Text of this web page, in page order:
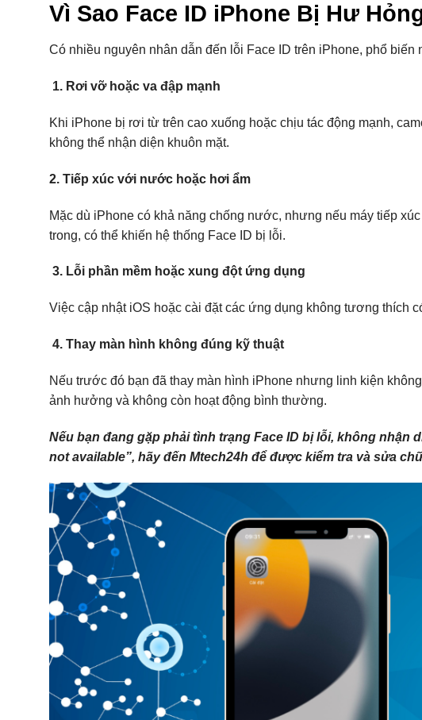
Vì Sao Face ID iPhone Bị Hư
Có nhiều nguyên nhân dẫn đến lỗi Face ID trên iPhone, phổ biến
1. Rơi vỡ hoặc va đập mạnh
Khi iPhone bị rơi từ trên cao xuống hoặc chịu tác động mạnh,
không thể nhận diện khuôn mặt.
2. Tiếp xúc với nước hoặc hơi ẩm
Mặc dù iPhone có khả năng chống nước, nhưng nếu máy tiếp
trong, có thể khiến hệ thống Face ID bị lỗi.
3. Lỗi phần mềm hoặc xung đột ứng dụng
Việc cập nhật iOS hoặc cài đặt các ứng dụng không tương thích
4. Thay màn hình không đúng kỹ thuật
Nếu trước đó bạn đã thay màn hình iPhone nhưng linh kiện
ảnh hưởng và không còn hoạt động bình thường.
Nếu bạn đang gặp phải tình trạng Face ID bị lỗi, không nhận
not available”, hãy đến Mtech24h để được kiểm tra và sửa